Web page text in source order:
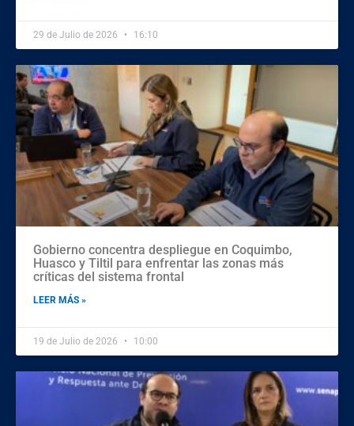
29 de Julio de 2026 16:10
Gobierno concentra despliegue en Coquimbo,
Huasco y Tiltil para enfrentar las zonas más
críticas del sistema frontal
LEER MÁS »
19 de Julio de 2026 10:00